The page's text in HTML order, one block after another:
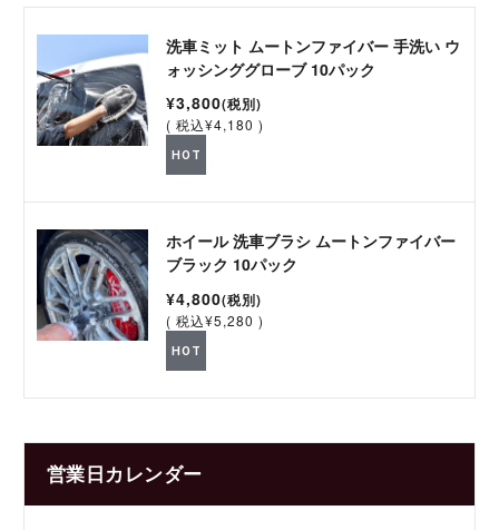
洗車ミット ムートンファイバー 手洗い ウ
ォッシンググローブ 10パック
¥3,800(税別)
(税込¥4,180 )
HOT
ホイール 洗車ブラシ ムートンファイバー
ブラック 10パック
¥4,800(税別)
(税込¥5,280 )
HOT
営業日カレンダー